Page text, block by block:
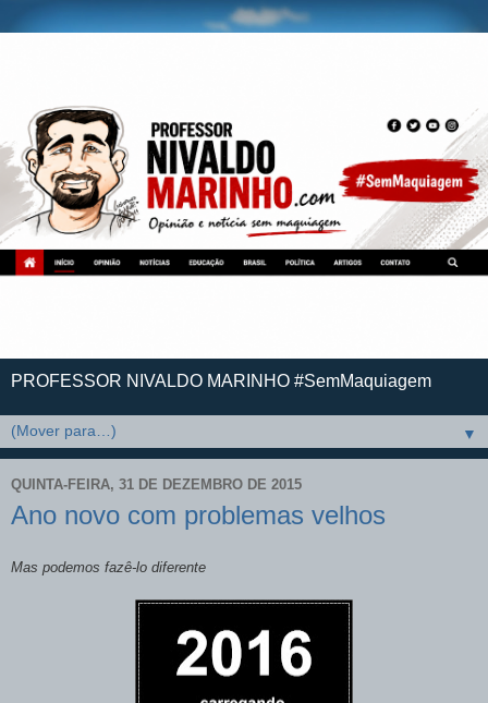
PROFESSOR NIVALDO MARINHO #SemMaquiagem
▼
QUINTA-FEIRA, 31 DE DEZEMBRO DE 2015
Ano novo com problemas velhos
Mas podemos fazê-lo diferente